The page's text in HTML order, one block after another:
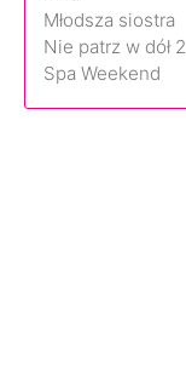
Młodsza siostra
Nie patrz w dół 2
Spa Weekend